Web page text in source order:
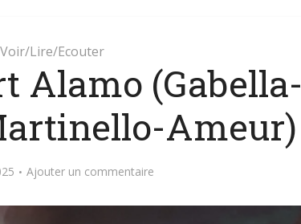
Voir/Lire/Ecouter
Alamo (Gabella-
Ameur)
Ajouter un commentaire